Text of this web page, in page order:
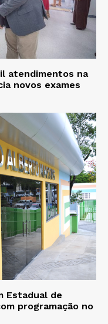
atendimentos na
novos exames
Estadual de
programação no